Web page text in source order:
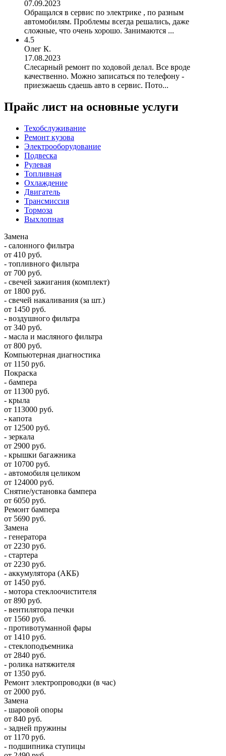
07.09.2023
Обращался в сервис по электрике , по разным
автомобилям. Проблемы всегда решались, даже
сложные, что очень хорошо. Занимаются ...
4.5
Олег К.
17.08.2023
Слесарный ремонт по ходовой делал. Все вроде
качественно. Можно записаться по телефону -
приезжаешь сдаешь авто в сервис. Пото...
Прайс лист на основные услуги
Техобслуживание
Ремонт кузова
Электрооборудование
Подвеска
Рулевая
Топливная
Охлаждение
Двигатель
Трансмиссия
Тормоза
Выхлопная
Замена
- салонного фильтра
от 410 руб.
- топливного фильтра
от 700 руб.
- свечей зажигания (комплект)
от 1800 руб.
- свечей накаливания (за шт.)
от 1450 руб.
- воздушного фильтра
от 340 руб.
- масла и масляного фильтра
от 800 руб.
Компьютерная диагностика
от 1150 руб.
Покраска
- бампера
от 11300 руб.
- крыла
от 113000 руб.
- капота
от 12500 руб.
- зеркала
от 2900 руб.
- крышки багажника
от 10700 руб.
- автомобиля целиком
от 124000 руб.
Снятие/установка бампера
от 6050 руб.
Ремонт бампера
от 5690 руб.
Замена
- генератора
от 2230 руб.
- стартера
от 2230 руб.
- аккумулятора (АКБ)
от 1450 руб.
- мотора стеклоочистителя
от 890 руб.
- вентилятора печки
от 1560 руб.
- противотуманной фары
от 1410 руб.
- стеклоподъемника
от 2840 руб.
- ролика натяжителя
от 1350 руб.
Ремонт электропроводки (в час)
от 2000 руб.
Замена
- шаровой опоры
от 840 руб.
- задней пружины
от 1170 руб.
- подшипника ступицы